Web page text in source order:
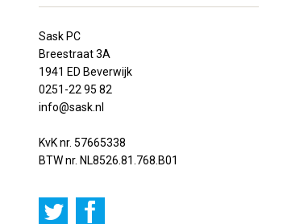
Sask PC
Breestraat 3A
1941 ED Beverwijk
0251-22 95 82
info@sask.nl
KvK nr. 57665338
BTW nr. NL8526.81.768.B01